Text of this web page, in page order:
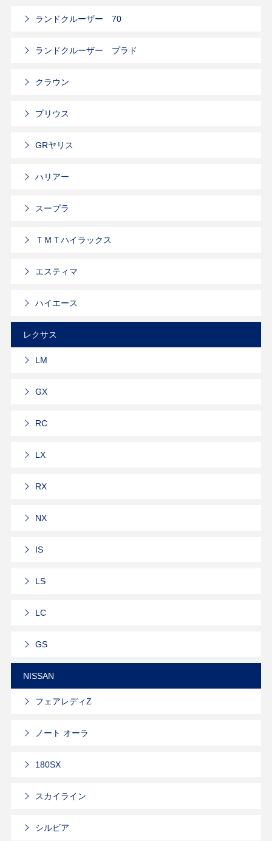
ランドクルーザー 70
ランドクルーザー プラド
クラウン
プリウス
GRヤリス
ハリアー
スープラ
ＴＭＴハイラックス
エスティマ
ハイエース
レクサス
LM
GX
RC
LX
RX
NX
IS
LS
LC
GS
NISSAN
フェアレディZ
ノート オーラ
180SX
スカイライン
シルビア